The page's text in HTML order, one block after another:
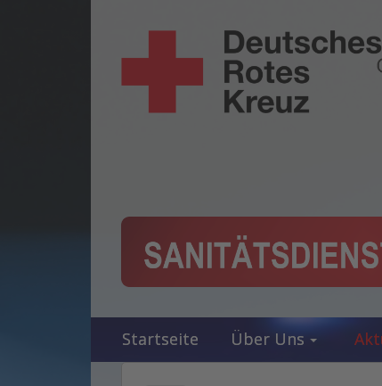
Startseite Über Uns